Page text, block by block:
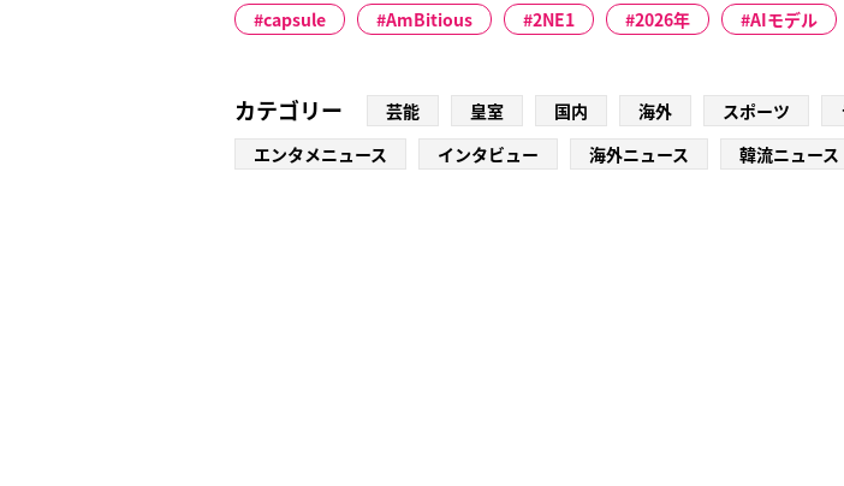
capsule
AmBitious 2NE1 2026年 AIモデル
カテゴリー 芸能 皇室 国内 海外 スポーツ
エンタメニュース
インタビュー 海外ニュース 韓流ニュース